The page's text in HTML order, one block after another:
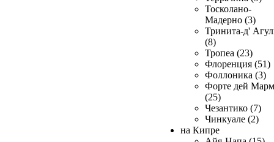
Тосколано-
Мадерно (3)
Тринита-д'
(8)
Тропеа (23)
Флоренция (51)
Фоллоника (3)
Форте дей
(25)
Чезантико (7)
Чинкуале (2)
на Кипре